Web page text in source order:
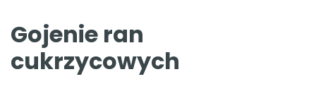
Gojenie ran
cukrzycowych